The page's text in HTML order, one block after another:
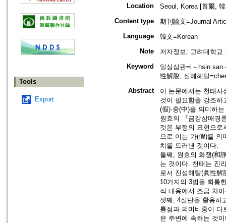
Tools
Export
Location
Seoul, Korea [首爾,
Content type
期刊論文=Journal
Language
韓文=Korean
Note
저자정보: 고려대학교
Keyword
일심삼관=i－hsin san
性解脫; 실혜해탈
Abstract
이 논문에서는 천태
것이 필요함을 강조하
(假)·중(中)을 의미하
원효의 『금강삼매경
것은 부정의 표현으
므로 이는 가(假)를 의
치를 드러낸 것이다.
둘째, 원효의 화쟁(和
는 것이다. 천태는 진
로서 진성해탈(眞性
10가지의 3법을 회통
적 내용에서 조금 차
셋째, 4실단을 활용하
통점과 의미비중이
은 주변에 속하는 것